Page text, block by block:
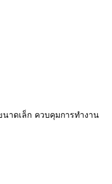
าดเล็ก ควบคุมการทำงาน